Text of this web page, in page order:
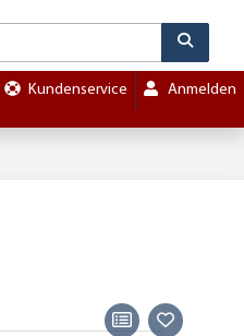
Kundenservice Anmelden